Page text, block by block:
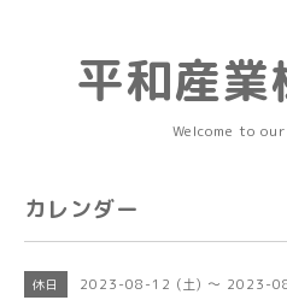
平和産業
Welcome to
カレンダー
休日 2023-08-12 (土) ～ 2023-